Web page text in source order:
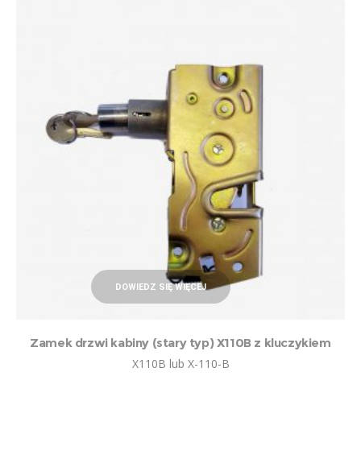
DOWIEDZ SIĘ WIĘCEJ
Zamek drzwi kabiny (stary typ) X110B z kluczykiem
X110B lub X-110-B